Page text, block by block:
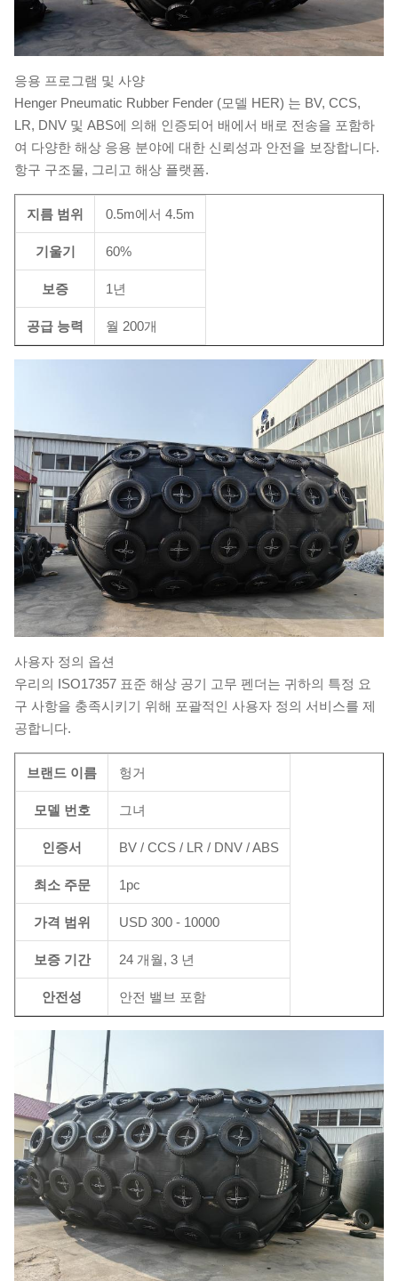
응용 프로그램 및 사양
Henger Pneumatic Rubber Fender (모델 HER) 는 BV, CCS,
LR, DNV 및 ABS에 의해 인증되어 배에서 배로 전송을 포함하
여 다양한 해상 응용 분야에 대한 신뢰성과 안전을 보장합니다.
항구 구조물, 그리고 해상 플랫폼.
지름 범위 0.5m에서 4.5m
기울기 60%
보증 1년
공급 능력 월 200개
사용자 정의 옵션
우리의 ISO17357 표준 해상 공기 고무 펜더는 귀하의 특정 요
구 사항을 충족시키기 위해 포괄적인 사용자 정의 서비스를 제
공합니다.
브랜드 이름 헝거
모델 번호 그녀
인증서 BV / CCS / LR / DNV / ABS
최소 주문 1pc
가격 범위 USD 300 - 10000
보증 기간 24 개월, 3 년
안전성 안전 밸브 포함